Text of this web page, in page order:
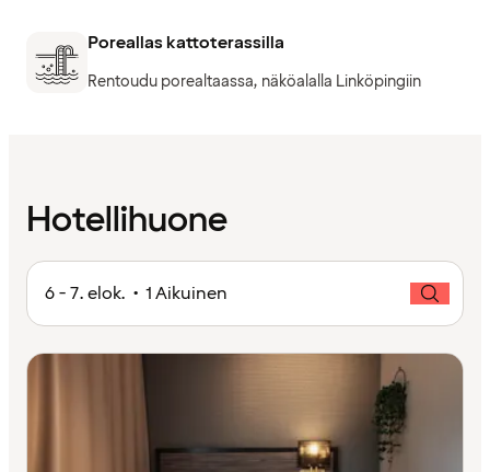
Poreallas kattoterassilla
Rentoudu porealtaassa, näköalalla Linköpingiin
Hotellihuone
6 - 7. elok. • 1 Aikuinen